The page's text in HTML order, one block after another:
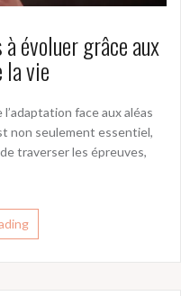
évoluer grâce aux
la vie
face aux aléas
non seulement essentiel,
traverser les épreuves,